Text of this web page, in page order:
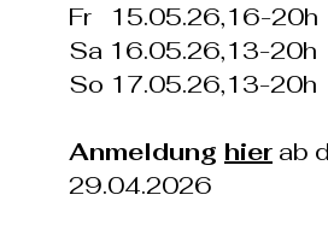
Fr 15.05.26,16-20h
Sa 16.05.26,13-20h
So 17.05.26,13-20h
Anmeldung hier ab
29.04.2026